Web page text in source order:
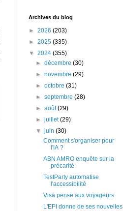
Archives du blog
► 2026 (203)
► 2025 (335)
▼ 2024 (355)
►décembre(30)
►novembre(29)
►octobre(31)
►septembre(28)
►août(29)
►juillet(29)
▼juin(30)
Comment s'organiser pour
l'IA ?
ABN AMRO enquête sur la
précarité
TestParty automatise
l'accessibilité
Visa pense aux voyageurs
L'EPI donne de ses nouvelles